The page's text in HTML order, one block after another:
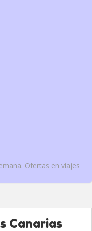
Ofertas en viajes
Canarias